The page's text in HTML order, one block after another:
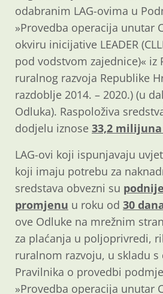
odabranim LAG-ovima u
»Provedba operacija unutar
okviru inicijative LEADER
pod vodstvom zajednice)« iz
ruralnog razvoja Republike
razdoblje 2014. – 2020.) (u
Odluka). Raspoloživa
dodjelu iznose 33,2
LAG-ovi koji ispunjavaju
koji imaju potrebu za
sredstava obvezni su
promjenu u roku od 30
ove Odluke na mrežnim
za plaćanja u poljoprivredi,
ruralnom razvoju, u skladu s
Pravilnika o provedbi
»Provedba operacija unutar